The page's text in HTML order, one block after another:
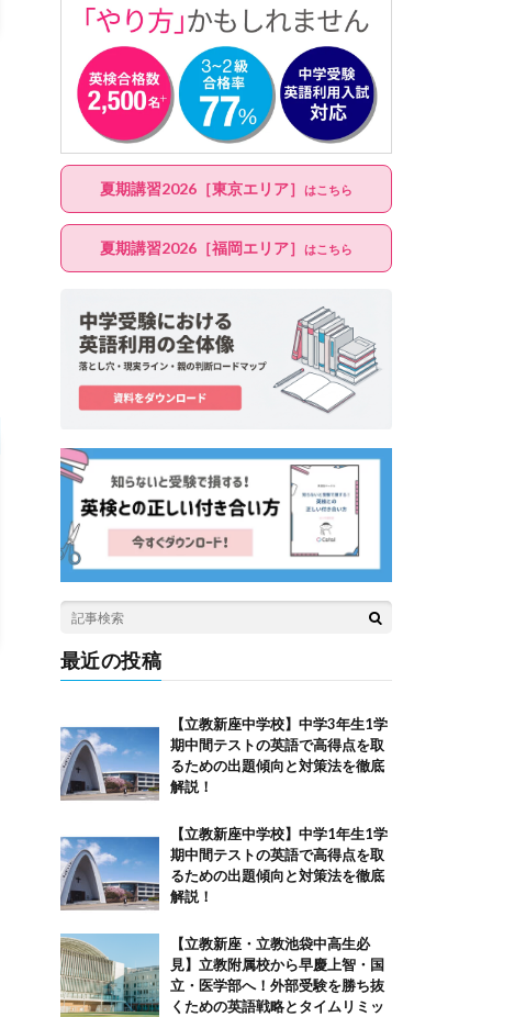
夏期講習2026［東京エリア］ はこちら
夏期講習2026［福岡エリア］ はこちら
最近の投稿
【立教新座中学校】中学3年生1学
期中間テストの英語で高得点を取
るための出題傾向と対策法を徹底
解説！
【立教新座中学校】中学1年生1学
期中間テストの英語で高得点を取
るための出題傾向と対策法を徹底
解説！
【立教新座・立教池袋中高生必
見】立教附属校から早慶上智・国
立・医学部へ！外部受験を勝ち抜
くための英語戦略とタイムリミッ